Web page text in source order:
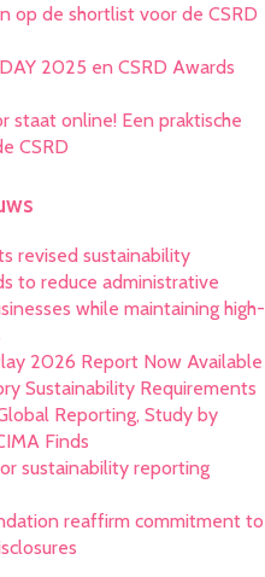
op de shortlist voor de CSRD
2025 en CSRD Awards
staat online! Een praktische
CSRD
revised sustainability
to reduce administrative
while maintaining high-
2026 Report Now Available
Sustainability Requirements
Reporting, Study by
Finds
sustainability reporting
reaffirm commitment to